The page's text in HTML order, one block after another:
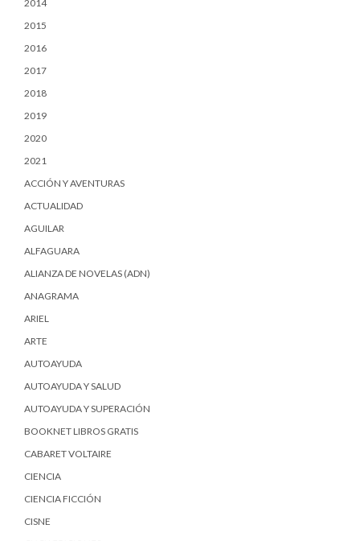
2014
2015
2016
2017
2018
2019
2020
2021
ACCIÓN Y AVENTURAS
ACTUALIDAD
AGUILAR
ALFAGUARA
ALIANZA DE NOVELAS (ADN)
ANAGRAMA
ARIEL
ARTE
AUTOAYUDA
AUTOAYUDA Y SALUD
AUTOAYUDA Y SUPERACIÓN
BOOKNET LIBROS GRATIS
CABARET VOLTAIRE
CIENCIA
CIENCIA FICCIÓN
CISNE